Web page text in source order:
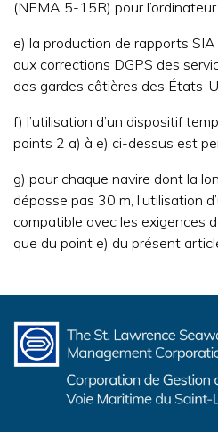
(NEMA 5-15R) pour
e) la production de rapports
aux corrections DGPS des
des gardes côtières des États-
f) l’utilisation d’un dispositif
points 2 a) à e) ci-dessus est
g) pour chaque navire dont la
dépasse pas 30 m, l’utilisation
compatible avec les exigences
que du point e) du présent